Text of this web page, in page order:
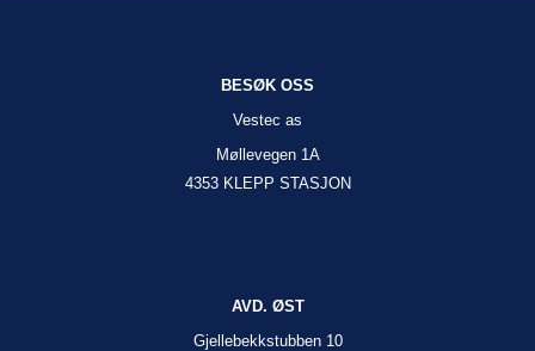
BESØK OSS
Vestec as
Møllevegen 1A
4353 KLEPP STASJON
AVD. ØST
Gjellebekkstubben 10